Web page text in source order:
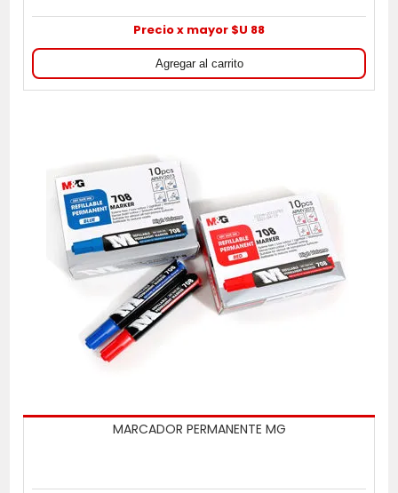
Precio x mayor $U 88
MARCADOR PERMANENTE MG